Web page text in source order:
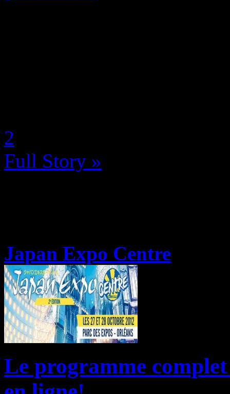
2
Full Story »
Japan Expo Centre
Le programme